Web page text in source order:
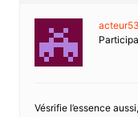
Vésrifie l’essence